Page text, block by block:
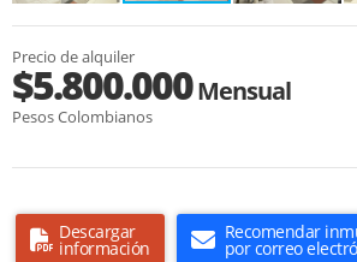
Precio de alquiler
$5.800.000Mensual
Pesos Colombianos
Descargar
información
Recomendar
por correo